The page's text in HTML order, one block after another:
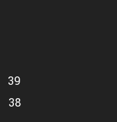
39
38